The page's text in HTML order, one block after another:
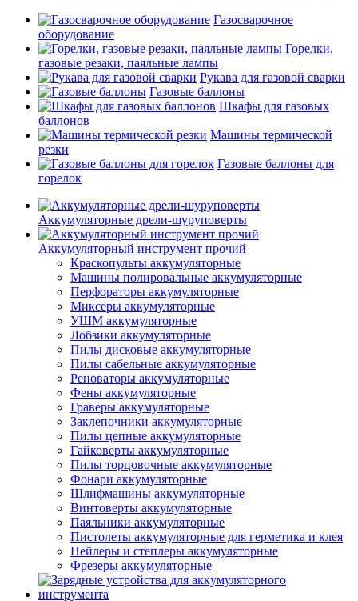
Газосварочное
оборудование
Горелки,
газовые резаки, паяльные лампы
Рукава для газовой сварки
Газовые баллоны
Шкафы для газовых
баллонов
Машины термической
резки
Газовые баллоны для
горелок
Аккумуляторные дрели-шуруповерты
Аккумуляторный инструмент прочий
Краскопульты аккумуляторные
Машины полировальные аккумуляторные
Перфораторы аккумуляторные
Миксеры аккумуляторные
УШМ аккумуляторные
Лобзики аккумуляторные
Пилы дисковые аккумуляторные
Пилы сабельные аккумуляторные
Реноваторы аккумуляторные
Фены аккумуляторные
Граверы аккумуляторные
Заклепочники аккумуляторные
Пилы цепные аккумуляторные
Гайковерты аккумуляторные
Пилы торцовочные аккумуляторные
Фонари аккумуляторные
Шлифмашины аккумуляторные
Винтоверты аккумуляторные
Паяльники аккумуляторные
Пистолеты аккумуляторные для герметика и клея
Нейлеры и степлеры аккумуляторные
Фрезеры аккумуляторные